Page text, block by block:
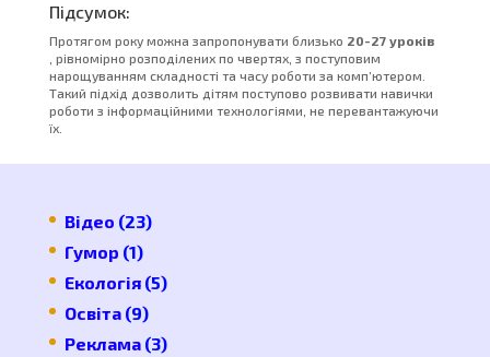
Підсумок:
Протягом року можна запропонувати близько 20-27 уроків
, рівномірно розподілених по чвертях, з поступовим
нарощуванням складності та часу роботи за комп’ютером.
Такий підхід дозволить дітям поступово розвивати навички
роботи з інформаційними технологіями, не перевантажуючи
їх.
Відео (23)
Гумор (1)
Екологія(5)
Освіта(9)
Реклама(3)